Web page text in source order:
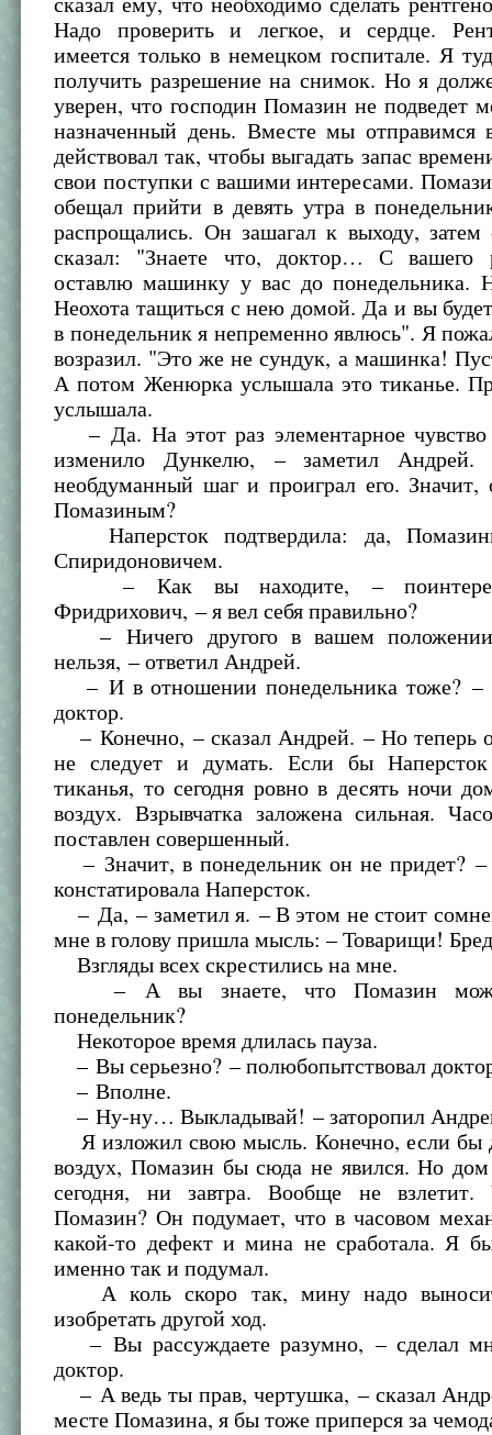
Надо проверить и легкое, и сердце.
имеется только в немецком госпитале. Я
получить разрешение на снимок. Но я
уверен, что господин Помазин не подведет
назначенный день. Вместе мы отправимся
действовал так, чтобы выгадать запас
свои поступки с вашими интересами.
обещал прийти в девять утра в
распрощались. Он зашагал к выходу, затем
сказал: "Знаете что, доктор… С вашего
оставлю машинку у вас до понедельника.
Неохота тащиться с нею домой. Да и вы
в понедельник я непременно явлюсь". Я
возразил. "Это же не сундук, а машинка!
А потом Женюрка услышала это тиканье.
услышала.
– Да. На этот раз элементарное чувство
изменило Дункелю, – заметил
необдуманный шаг и проиграл его. Значит,
Помазиным?
Наперсток подтвердила: да,
Спиридоновичем.
– Как вы находите, –
Фридрихович, – я вел себя правильно?
– Ничего другого в вашем
нельзя, – ответил Андрей.
– И в отношении понедельника тоже? –
доктор.
– Конечно, – сказал Андрей. – Но теперь
не следует и думать. Если бы
тиканья, то сегодня ровно в десять ночи
воздух. Взрывчатка заложена сильная.
поставлен совершенный.
– Значит, в понедельник он не придет? –
констатировала Наперсток.
– Да, – заметил я. – В этом не стоит
мне в голову пришла мысль: – Товарищи!
Взгляды всех скрестились на мне.
– А вы знаете, что Помазин
понедельник?
Некоторое время длилась пауза.
– Вы серьезно? – полюбопытствовал
– Вполне.
– Ну-ну… Выкладывай! – заторопил
Я изложил свою мысль. Конечно, если бы
воздух, Помазин бы сюда не явился. Но
сегодня, ни завтра. Вообще не взлетит.
Помазин? Он подумает, что в часовом
какой-то дефект и мина не сработала. Я
именно так и подумал.
А коль скоро так, мину надо
изобретать другой ход.
– Вы рассуждаете разумно, – сделал
доктор.
– А ведь ты прав, чертушка, – сказал
месте Помазина, я бы тоже приперся за